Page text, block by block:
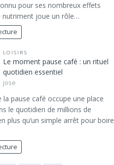
pour ses nombreux effets
nutriment joue un rôle…
LOISIRS
Le moment pause café : un rituel
quotidien essentiel
jose
pause café occupe une place
le quotidien de millions de
plus qu’un simple arrêt pour boire